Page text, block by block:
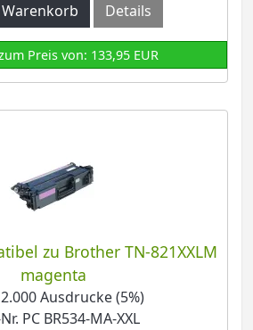
Details
Preis von: 133,95 EUR
zu Brother TN-821XXLM
magenta
Ausdrucke (5%)
PC BR534-MA-XXL